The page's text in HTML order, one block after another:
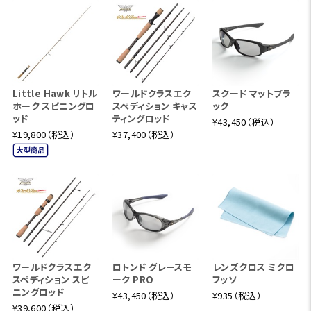
Little Hawk リトル
ホーク スピニングロ
ッド
¥19,800（税込）
ワールドクラスエク
スペディション キャス
ティングロッド
¥37,400（税込）
スクード マットブラ
ック
¥43,450（税込）
ワールドクラスエク
スペディション スピ
ニングロッド
¥39,600（税込）
ロトンド グレースモ
ーク PRO
¥43,450（税込）
レンズクロス ミクロ
フッソ
¥935（税込）